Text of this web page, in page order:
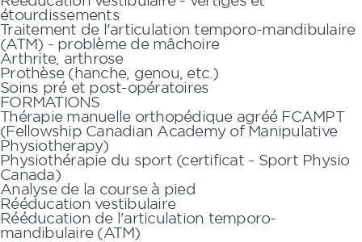
étourdissements
Traitement de l'articulation temporo-mandibulaire
(ATM) - problème de mâchoire
Arthrite, arthrose
Prothèse (hanche, genou, etc.)
Soins pré et post-opératoires
FORMATIONS
Thérapie manuelle orthopédique agréé FCAMPT
(Fellowship Canadian Academy of Manipulative
Physiotherapy)
Physiothérapie du sport (certificat - Sport Physio
Canada)
Analyse de la course à pied
Rééducation vestibulaire
Rééducation de l'articulation temporo-
mandibulaire (ATM)